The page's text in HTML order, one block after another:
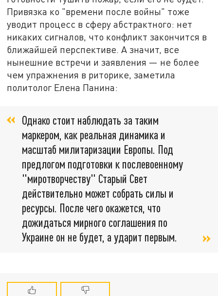
Привязка ко "времени после войны" тоже
уводит процесс в сферу абстрактного: нет
никаких сигналов, что конфликт закончится в
ближайшей перспективе. А значит, все
нынешние встречи и заявления — не более
чем упражнения в риторике, заметила
политолог Елена Панина:
Однако стоит наблюдать за таким
маркером, как реальная динамика и
масштаб милитаризации Европы. Под
предлогом подготовки к послевоенному
"миротворчеству" Старый Свет
действительно может собрать силы и
ресурсы. После чего окажется, что
дожидаться мирного соглашения по
Украине он не будет, а ударит первым.